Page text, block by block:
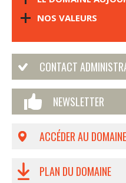
NOS VALEURS
CONTACT
NEWSLETTER
ACCÉDER AU DOMAINE
PLAN DU DOMAINE